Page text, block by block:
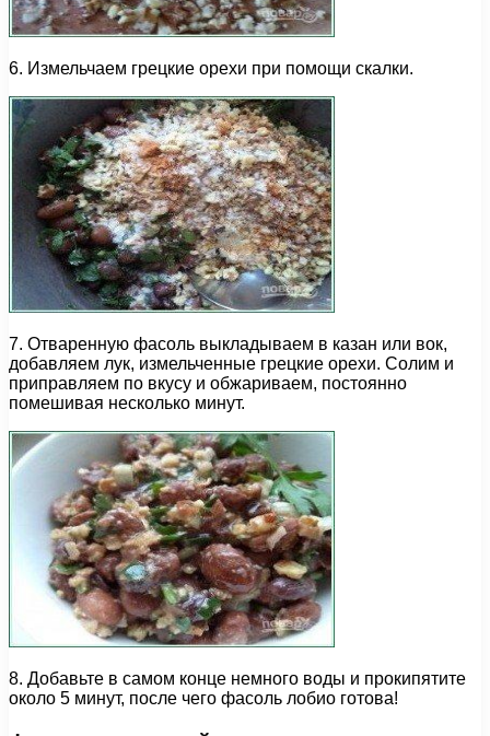
6. Измельчаем грецкие орехи при помощи скалки.
7. Отваренную фасоль выкладываем в казан или вок,
добавляем лук, измельченные грецкие орехи. Солим и
приправляем по вкусу и обжариваем, постоянно
помешивая несколько минут.
8. Добавьте в самом конце немного воды и прокипятите
около 5 минут, после чего фасоль лобио готова!